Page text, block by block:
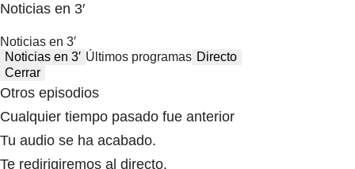
Noticias en 3′
Noticias en 3′
Noticias en 3′ Últimos programas Directo
Cerrar
Otros episodios
Cualquier tiempo pasado fue anterior
Tu audio se ha acabado.
Te redirigiremos al directo.